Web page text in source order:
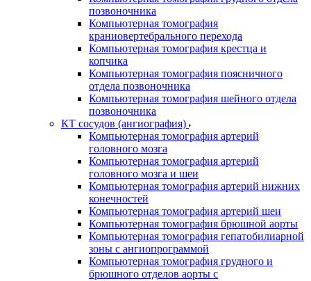
позвоночника
Компьютерная томография
краниовертебрального перехода
Компьютерная томография крестца и
копчика
Компьютерная томография поясничного
отдела позвоночника
Компьютерная томография шейного отдела
позвоночника
КТ сосудов (ангиография)
Компьютерная томография артерий
головного мозга
Компьютерная томография артерий
головного мозга и шеи
Компьютерная томография артерий нижних
конечностей
Компьютерная томография артерий шеи
Компьютерная томография брюшной аорты
Компьютерная томография гепатобилиарной
зоны с ангиопрограммой
Компьютерная томография грудного и
брюшного отделов аорты с